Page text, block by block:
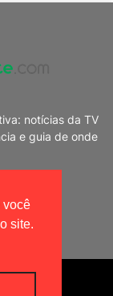
você
site.
notícias da TV
e guia de onde